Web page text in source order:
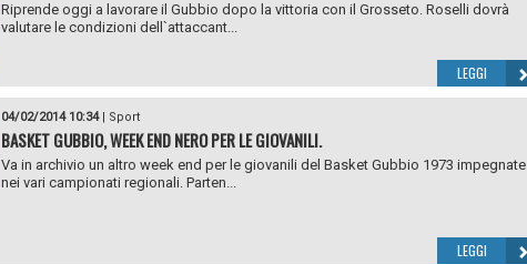
Riprende oggi a lavorare il Gubbio dopo la vittoria con il Grosseto. Roselli dovrà
valutare le condizioni dell`attaccant...
LEGGI
04/02/2014 10:34| Sport
BASKET GUBBIO, WEEK END NERO PER LE GIOVANILI.
Va in archivio un altro week end per le giovanili del Basket Gubbio 1973 impegnate
nei vari campionati regionali. Parten...
LEGGI